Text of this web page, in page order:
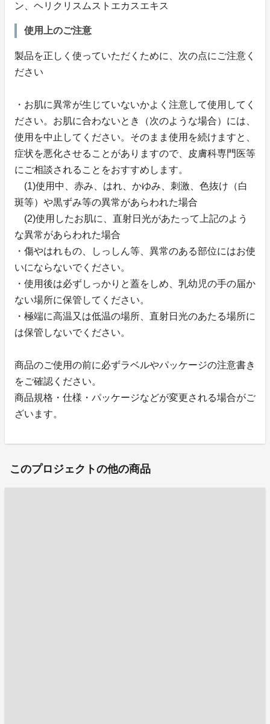
ン、ヘリクリスムストエカスエキス
使用上のご注意
製品を正しく使っていただくために、次の点にご注意く
ださい
・お肌に異常が生じていないかよく注意して使用してく
ださい。お肌に合わないとき（次のような場合）には、
使用を中止してください。そのまま使用を続けますと、
症状を悪化させることがありますので、皮膚科専門医等
にご相談されることをおすすめします。
(1)使用中、赤み、はれ、かゆみ、刺激、色抜け（白
斑等）や黒ずみ等の異常があらわれた場合
(2)使用したお肌に、直射日光があたって上記のよう
な異常があらわれた場合
・傷やはれもの、しっしん等、異常のある部位にはお使
いにならないでください。
・使用後は必ずしっかりと蓋をしめ、乳幼児の手の届か
ない場所に保管してください。
・極端に高温又は低温の場所、直射日光のあたる場所に
は保管しないでください。
商品のご使用の前に必ずラベルやパッケージの注意書き
をご確認ください。
商品規格・仕様・パッケージなどが変更される場合がご
ざいます。
このプロジェクトの他の商品